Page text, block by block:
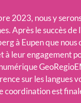
2023, nous y
Après le succès
à Eupen que
à leur engagement
sur les
coordination est